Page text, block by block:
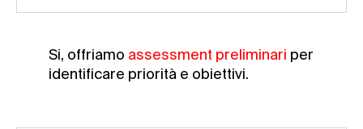
Si, offriamo assessment preliminari per
identificare priorità e obiettivi.